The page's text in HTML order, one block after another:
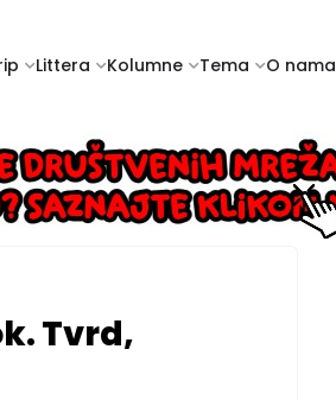
Littera Kolumne Tema O nama
Tvrd,